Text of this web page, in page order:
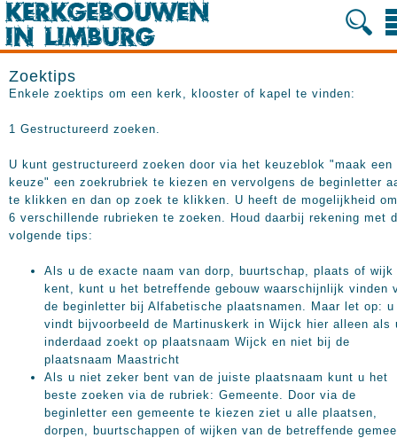
Zoektips
Enkele zoektips om een kerk, klooster of kapel te vinden:
1 Gestructureerd zoeken.
U kunt gestructureerd zoeken door via het keuzeblok "maak een
keuze" een zoekrubriek te kiezen en vervolgens de beginletter
te klikken en dan op zoek te klikken. U heeft de mogelijkheid
6 verschillende rubrieken te zoeken. Houd daarbij rekening met
volgende tips:
Als u de exacte naam van dorp, buurtschap, plaats of wijk
kent, kunt u het betreffende gebouw waarschijnlijk vinden
de beginletter bij Alfabetische plaatsnamen. Maar let op: u
vindt bijvoorbeeld de Martinuskerk in Wijck hier alleen als
inderdaad zoekt op plaatsnaam Wijck en niet bij de
plaatsnaam Maastricht
Als u niet zeker bent van de juiste plaatsnaam kunt u het
beste zoeken via de rubriek: Gemeente. Door via de
beginletter een gemeente te kiezen ziet u alle plaatsen,
dorpen, buurtschappen of wijken van de betreffende